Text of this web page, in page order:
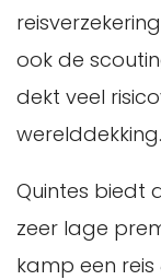
ook de
dekt veel
werelddekking.
Quintes biedt
zeer lage
kamp een